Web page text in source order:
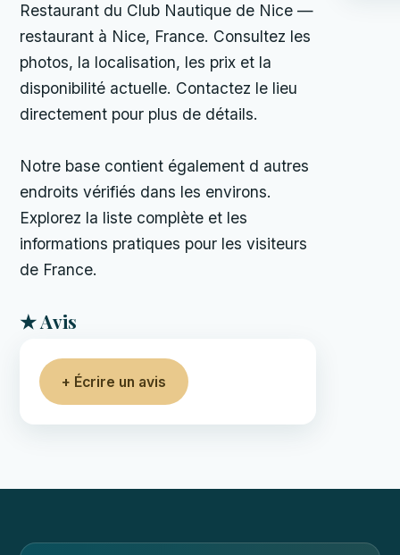
Restaurant du Club Nautique de Nice —
restaurant à Nice, France. Consultez les
photos, la localisation, les prix et la
disponibilité actuelle. Contactez le lieu
directement pour plus de détails.
Notre base contient également d autres
endroits vérifiés dans les environs.
Explorez la liste complète et les
informations pratiques pour les visiteurs
de France.
★ Avis
+ Écrire un avis